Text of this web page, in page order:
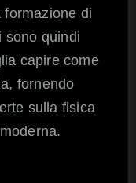
formazione di
sono quindi
capire come
fornendo
sulla fisica